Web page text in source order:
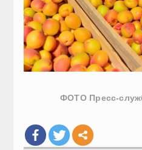
ФОТО Пресс-